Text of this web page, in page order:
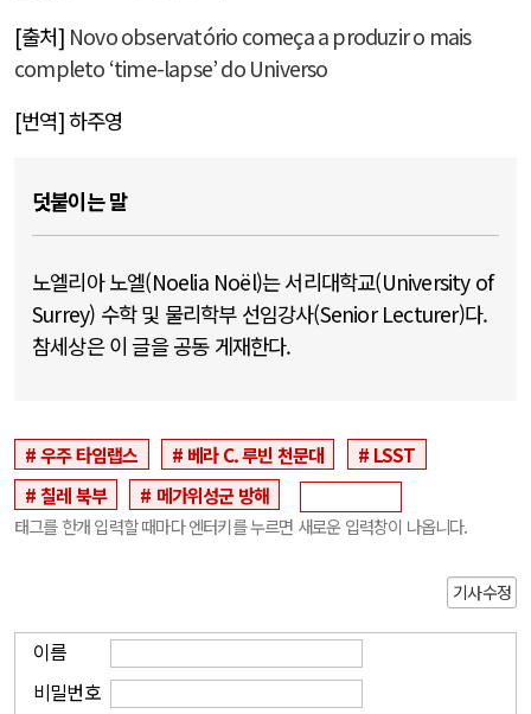
[출처] Novo observatório começa a produzir o mais
completo ‘time-lapse’ do Universo
[번역] 하주영
덧붙이는 말
노엘리아 노엘(Noelia Noël)는 서리대학교(University of
Surrey) 수학 및 물리학부 선임강사(Senior Lecturer)다.
참세상은 이 글을 공동 게재한다.
우주 타임랩스 베라 C. 루빈 천문대
LSST
칠레 북부
메가위성군 방해
태그를 한개 입력할 때마다 엔터키를 누르면 새로운 입력창이 나옵니다.
기사수정
이름
비밀번호